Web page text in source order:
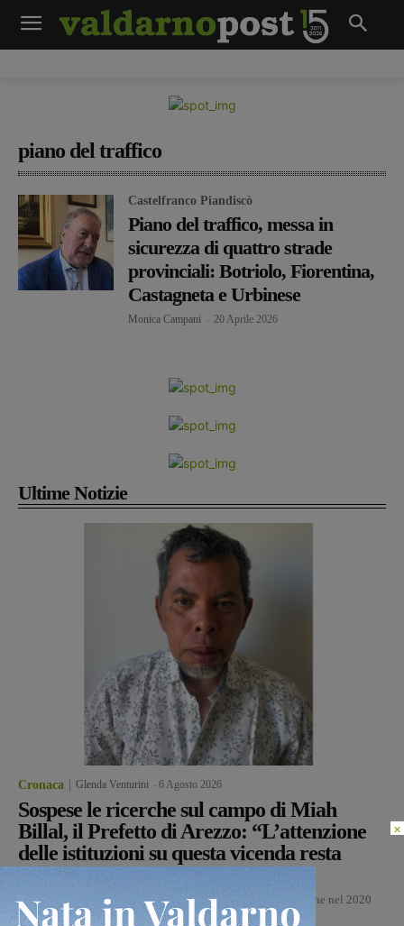
piano del traffico
Castelfranco Piandiscò
Piano del traffico, messa in
sicurezza di quattro strade
provinciali: Botriolo, Fiorentina,
Castagneta e Urbinese
Monica Campani 20 Aprile 2026
Ultime Notizie
Cronaca Glenda Venturini 6 Agosto 2026
Sospese le ricerche sul campo di Miah
Billal, il Prefetto di Arezzo: “L’attenzione
delle istituzioni su questa vicenda resta
Dopo tre giorni di ricerche a tappeto di Miah Billal, l'uomo che nel 2020
uccise sua figlia e ferì...
×